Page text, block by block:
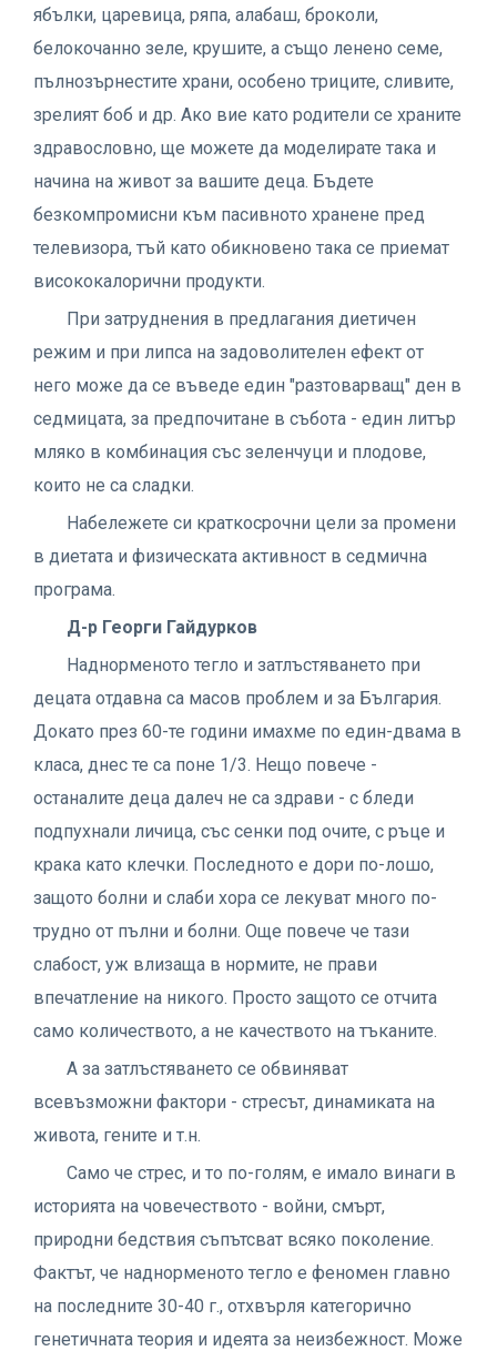
ябълки, царевица, ряпа, алабаш, броколи,
белокочанно зеле, крушите, а също ленено семе,
пълнозърнестите храни, особено триците, сливите,
зрелият боб и др. Ако вие като родители се храните
здравословно, ще можете да моделирате така и
начина на живот за вашите деца. Бъдете
безкомпромисни към пасивното хранене пред
телевизора, тъй като обикновено така се приемат
висококалорични продукти.
При затруднения в предлагания диетичен
режим и при липса на задоволителен ефект от
него може да се въведе един "разтоварващ" ден в
седмицата, за предпочитане в събота - един литър
мляко в комбинация със зеленчуци и плодове,
които не са сладки.
Набележете си краткосрочни цели за промени
в диетата и физическата активност в седмична
програма.
Д-р Георги Гайдурков
Наднорменото тегло и затлъстяването при
децата отдавна са масов проблем и за България.
Докато през 60-те години имахме по един-двама в
класа, днес те са поне 1/3. Нещо повече -
останалите деца далеч не са здрави - с бледи
подпухнали личица, със сенки под очите, с ръце и
крака като клечки. Последното е дори по-лошо,
защото болни и слаби хора се лекуват много по-
трудно от пълни и болни. Още повече че тази
слабост, уж влизаща в нормите, не прави
впечатление на никого. Просто защото се отчита
само количеството, а не качеството на тъканите.
А за затлъстяването се обвиняват
всевъзможни фактори - стресът, динамиката на
живота, гените и т.н.
Само че стрес, и то по-голям, е имало винаги в
историята на човечеството - войни, смърт,
природни бедствия съпътсват всяко поколение.
Фактът, че наднорменото тегло е феномен главно
на последните 30-40 г., отхвърля категорично
генетичната теория и идеята за неизбежност. Може